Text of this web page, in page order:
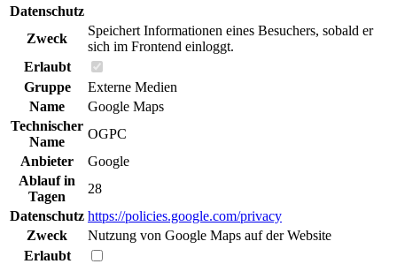
Datenschutz
Zweck
Speichert Informationen eines Besuchers, sobald er
sich im Frontend einloggt.
Erlaubt
Gruppe
Externe Medien
Name
Google Maps
Technischer
Name
OGPC
Anbieter
Google
Ablauf in
Tagen
28
Datenschutz https://policies.google.com/privacy
Zweck
Nutzung von Google Maps auf der Website
Erlaubt